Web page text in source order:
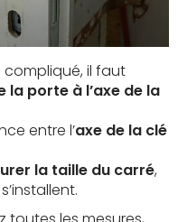
compliqué, il faut
la porte à l’axe de la
entre l’axe de la clé
la taille du carré,